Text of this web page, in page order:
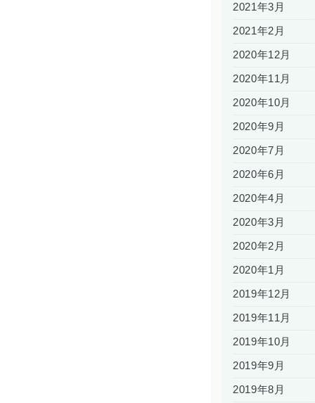
2021年3月
2021年2月
2020年12月
2020年11月
2020年10月
2020年9月
2020年7月
2020年6月
2020年4月
2020年3月
2020年2月
2020年1月
2019年12月
2019年11月
2019年10月
2019年9月
2019年8月